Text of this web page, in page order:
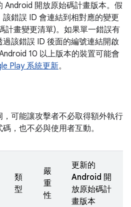
Android 開放原始碼計畫版本。假
錯誤 ID 會連結到相對應的變更
計畫變更清單)。如果單一錯誤有
該錯誤 ID 後面的編號連結開啟
10 以上版本的裝置可能會
Play 系統更新。
可能讓攻擊者不必取得額外執行
，也不必與使用者互動。
類
型
嚴
重
性
更新的
Android 開
放原始碼計
畫版本